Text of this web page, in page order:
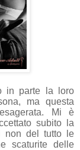
in parte la loro
ma questa
Mi è
subito la
non del tutto le
scaturite delle